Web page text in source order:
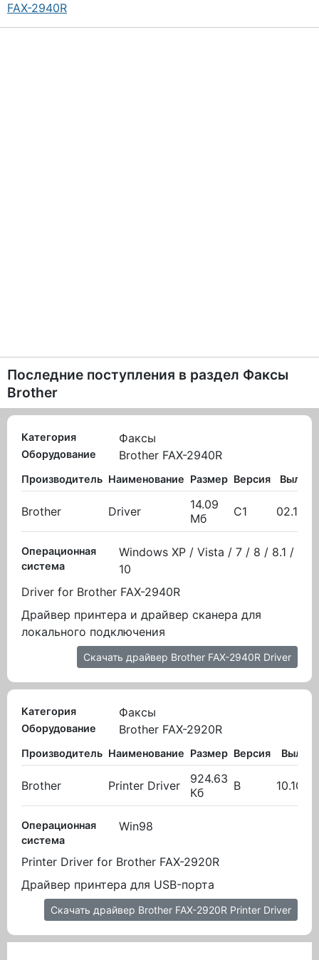
FAX-2940R
Последние поступления в раздел Факсы
Brother
Категория Факсы
Оборудование Brother FAX-2940R
Производитель Наименование Размер Версия
Brother Driver
14.09
Мб
C1
Операционная
система
Windows XP / Vista / 7 / 8 / 8.1 /
10
Driver for Brother FAX-2940R
Драйвер принтера и драйвер сканера для
локального подключения
Скачать драйвер Brother FAX-2940R Driver
Категория Факсы
Оборудование Brother FAX-2920R
Производитель Наименование Размер Версия
Brother Printer Driver
924.63
Кб
B
Операционная
система
Win98
Printer Driver for Brother FAX-2920R
Драйвер принтера для USB-порта
Скачать драйвер Brother FAX-2920R Printer Driver